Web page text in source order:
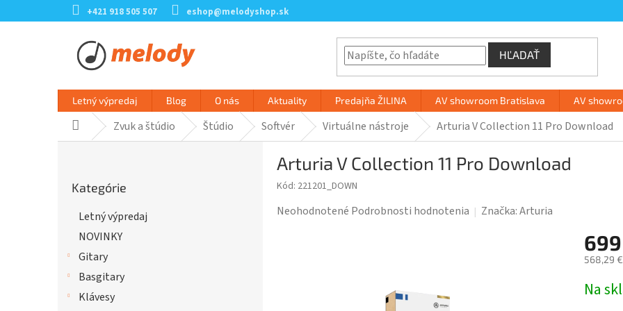
na
+421 918 505 507 eshop@melodyshop.sk
HĽADAŤ
Letný výpredaj Blog O nás Aktuality Predajňa ŽILINA AV showroom Bratislava AV
DomovZvuk a štúdio Štúdio Softvér Virtuálne nástroje Arturia V Collection 11 Pro Download
kategórie
Kategórie
Letný výpredaj
NOVINKY
Gitary
Basgitary
Klávesy
Arturia V Collection 11 Pro Download
Kód: 221201_DOWN
Priemerné
Neohodnotené Podrobnosti hodnotenia Značka:Arturia
568,29
cena:
Na